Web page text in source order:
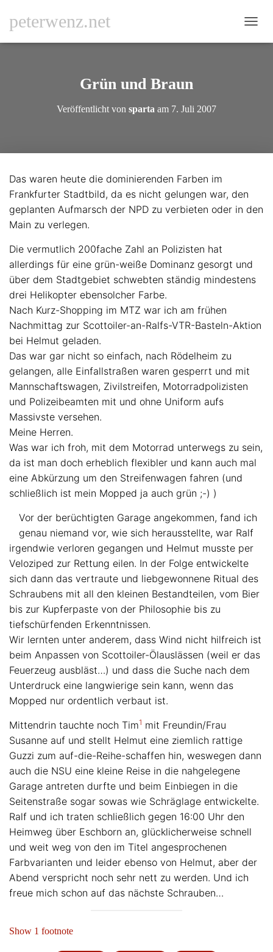
peterwenz.net
A
A
Grün und Braun
Veröffentlicht von sparta am 7. Juli 2007
Das waren heute die dominierenden Farben im
Frankfurter Stadtbild, da es nicht gelungen war, den
geplanten Aufmarsch der NPD zu verbieten oder in den
Main zu verlegen.
Die vermutlich 200fache Zahl an Polizisten hat
allerdings für eine grün-weiße Dominanz gesorgt und
über dem Stadtgebiet schwebten ständig mindestens
drei Helikopter ebensolcher Farbe.
Nach Kurz-Shopping im MTZ war ich am frühen
Nachmittag zur Scottoiler-an-Ralfs-VTR-Basteln-Aktion
bei Helmut geladen.
Das war gar nicht so einfach, nach Rödelheim zu
gelangen, alle Einfallstraßen waren gesperrt und mit
Mannschaftswagen, Zivilstreifen, Motorradpolizisten
und Polizeibeamten mit und ohne Uniform aufs
Massivste versehen.
Meine Herren.
Was war ich froh, mit dem Motorrad unterwegs zu sein,
da ist man doch erheblich flexibler und kann auch mal
eine Abkürzung um den Streifenwagen fahren (und
schließlich ist mein Mopped ja auch grün ;-) )
Vor der berüchtigten Garage angekommen, fand ich
genau niemand vor, wie sich herausstellte, war Ralf
irgendwie verloren gegangen und Helmut musste per
Veloziped zur Rettung eilen. In der Folge entwickelte
sich dann das vertraute und liebgewonnene Ritual des
Schraubens mit all den kleinen Bestandteilen, vom Bier
bis zur Kupferpaste von der Philosophie bis zu
tiefschürfenden Erkenntnissen.
Wir lernten unter anderem, dass Wind nicht hilfreich ist
beim Anpassen von Scottoiler-Ölauslässen (weil er das
Feuerzeug ausbläst…) und dass die Suche nach dem
Unterdruck eine langwierige sein kann, wenn das
Mopped nur ordentlich verbaut ist.
Mittendrin tauchte noch Tim1 mit Freundin/Frau
Susanne auf und stellt Helmut eine ziemlich rattige
Guzzi zum auf-die-Reihe-schaffen hin, weswegen dann
auch die NSU eine kleine Reise in die nahgelegene
Garage antreten durfte und beim Einbiegen in die
Seitenstraße sogar sowas wie Schräglage entwickelte.
Ralf und ich traten schließlich gegen 16:00 Uhr den
Heimweg über Eschborn an, glücklicherweise schnell
und weit weg von den im Titel angesprochenen
Farbvarianten und leider ebenso von Helmut, aber der
Abend verspricht noch sehr nett zu werden. Und ich
freue mich schon auf das nächste Schrauben…
Show 1 footnote